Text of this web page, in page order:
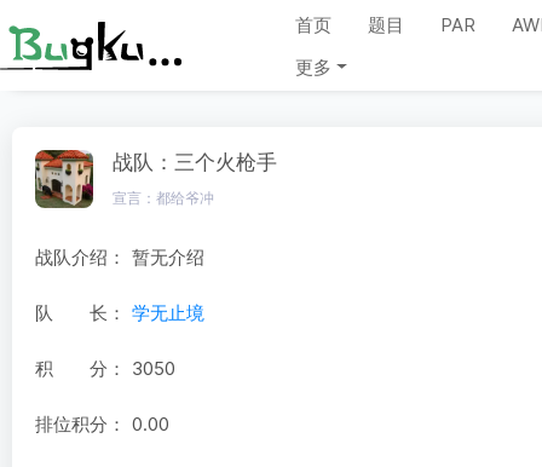
首页 题目 PAR
更多
战队：三个火枪手
宣言：都给爷冲
战队介绍： 暂无介绍
队 长： 学无止境
积 分： 3050
排位积分： 0.00